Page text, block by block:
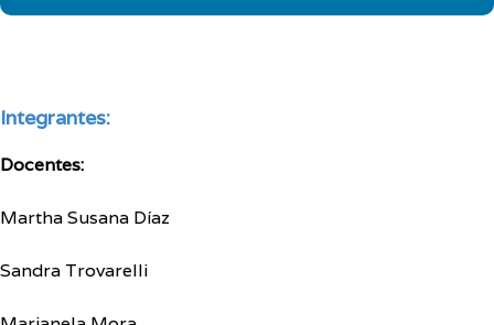
Integrantes:
Docentes:
Martha Susana Díaz
Sandra Trovarelli